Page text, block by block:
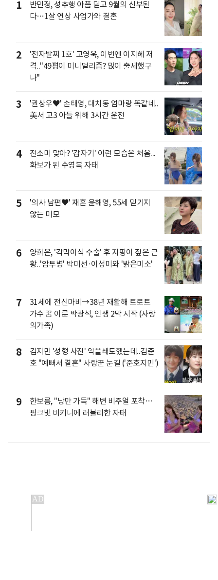
1
반민정, 성추행 아픔 딛고 9월의 신부된
다…1살 연상 사업가와 결혼
2
'전자발찌 1호' 고영욱, 이번엔 이지혜 저
격.."49평이 미니멀리즘? 많이 출세했구
나"
3
'권상우♥' 손태영, 대치동 엄마랑 똑같네..
美서 고3 아들 위해 3시간 운전
4
전소미 맞아? '갑자기' 이런 모습은 처음...
화보가 된 수영복 자태
5
'의사 남편♥' 재혼 윤해영, 55세 믿기지
않는 미모
6
양희은, '각막이식 수술' 후 지팡이 짚은 근
황..'암투병' 박미선·이성미와 '밝은미소'
7
31세에 전신마비→38년 재활해 트로트
가수 꿈 이룬 박광석, 인생 2막 시작 (사랑
의가족)
8
김지민 '성형 사진' 악플쇄도했는데..김준
호 "예뻐서 결혼" 사랑꾼 눈길 ('준호지민')
9
한보름, "낭만 가득" 해변 비주얼 포착…
핑크빛 비키니에 러블리한 자태